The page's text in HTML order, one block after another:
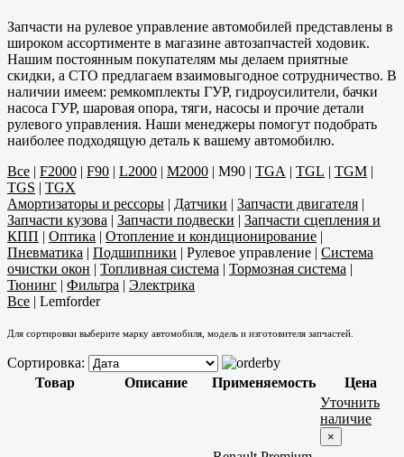
Запчасти на рулевое управление автомобилей представлены в
широком ассортименте в магазине автозапчастей ходовик.
Нашим постоянным покупателям мы делаем приятные
скидки, а СТО предлагаем взаимовыгодное сотрудничество. В
наличии имеем: ремкомплекты ГУР, гидроусилители, бачки
насоса ГУР, шаровая опора, тяги, насосы и прочие детали
рулевого управления. Наши менеджеры помогут подобрать
наиболее подходящую деталь к вашему автомобилю.
Все | F2000 | F90 | L2000 | M2000 | M90 | TGA | TGL | TGM |
TGS | TGX
Амортизаторы и рессоры | Датчики | Запчасти двигателя |
Запчасти кузова | Запчасти подвески | Запчасти сцепления и
КПП | Оптика | Отопление и кондиционирование |
Пневматика | Подшипники | Рулевое управление | Система
очистки окон | Топливная система | Тормозная система |
Тюнинг | Фильтра | Электрика
Все | Lemforder
Для сортировки выберите марку автомобиля, модель и изготовителя запчастей.
Сортировка:
Товар
Описание Применяемость Цена
Уточнить
наличие
×